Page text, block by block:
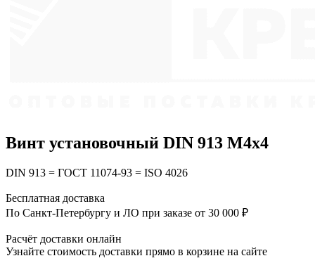
Винт установочный DIN 913 М4х4
DIN 913 = ГОСТ 11074-93 = ISO 4026
Бесплатная доставка
По Санкт-Петербургу и ЛО при заказе от 30 000 ₽
Расчёт доставки онлайн
Узнайте стоимость доставки прямо в корзине на сайте